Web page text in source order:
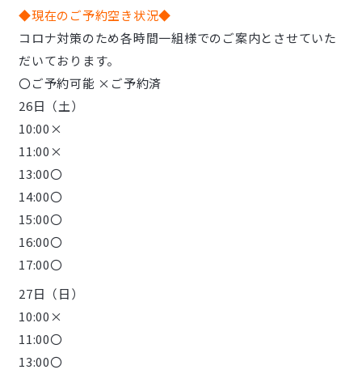
◆現在のご予約空き状況◆
コロナ対策のため各時間一組様でのご案内とさせていた
だいております。
〇ご予約可能 ×ご予約済
26日（土）
10:00×
11:00×
13:00〇
14:00〇
15:00〇
16:00〇
17:00〇
27日（日）
10:00×
11:00〇
13:00〇